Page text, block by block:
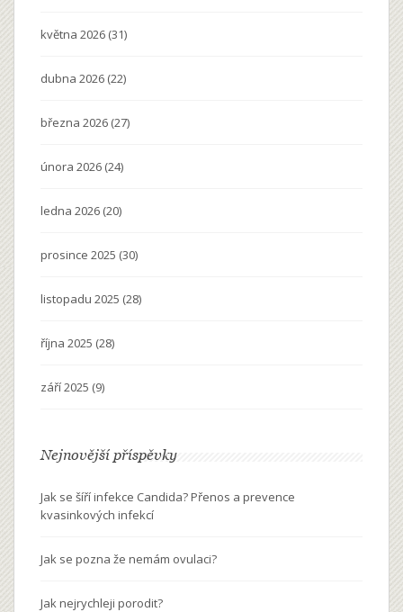
května 2026 (31)
dubna 2026 (22)
března 2026 (27)
února 2026 (24)
ledna 2026 (20)
prosince 2025 (30)
listopadu 2025 (28)
října 2025 (28)
září 2025 (9)
Nejnovější příspěvky
Jak se šíří infekce Candida? Přenos a prevence
kvasinkových infekcí
Jak se pozna že nemám ovulaci?
Jak nejrychleji porodit?